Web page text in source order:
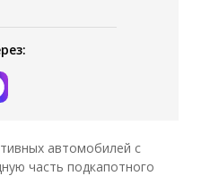
автомобилей с
часть подкапотного